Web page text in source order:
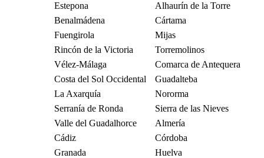
Estepona
Alhaurín de la Torre
Benalmádena
Cártama
Fuengirola
Mijas
Rincón de la Victoria
Torremolinos
Vélez-Málaga
Comarca de Antequera
Costa del Sol Occidental
Guadalteba
La Axarquía
Nororma
Serranía de Ronda
Sierra de las Nieves
Valle del Guadalhorce
Almería
Cádiz
Córdoba
Granada
Huelva